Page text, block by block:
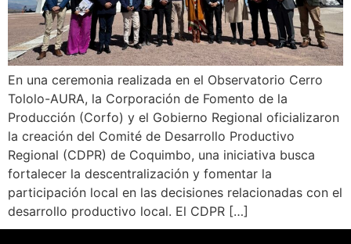
En una ceremonia realizada en el Observatorio Cerro
Tololo-AURA, la Corporación de Fomento de la
Producción (Corfo) y el Gobierno Regional oficializaron
la creación del Comité de Desarrollo Productivo
Regional (CDPR) de Coquimbo, una iniciativa busca
fortalecer la descentralización y fomentar la
participación local en las decisiones relacionadas con el
desarrollo productivo local.​ El CDPR […]